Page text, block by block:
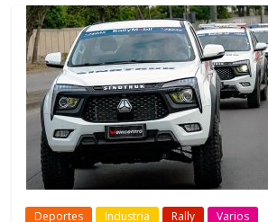
Deportes Industria Rally Varios